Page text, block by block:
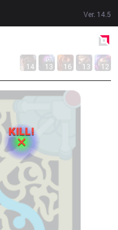
Ver. 14.5
14 13 16 13 12